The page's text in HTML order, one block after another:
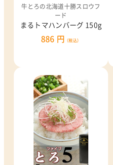
牛とろの北海道十勝スロウフ
ード
まるトマハンバーグ 150g
886 円 （税込）